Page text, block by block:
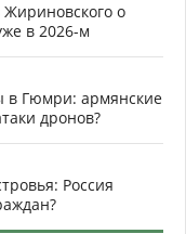
Жириновского о
в 2026-м
в Гюмри: армянские
дронов?
Россия